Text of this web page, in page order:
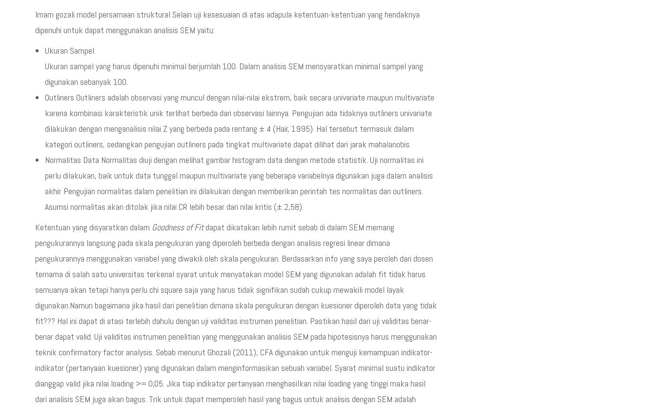
Imam gozali model persamaan struktural Selain uji kesesuaian di atas adapula ketentuan-ketentuan yang hendaknya
dipenuhi untuk dapat menggunakan analisis SEM yaitu:
Ukuran Sampel
Ukuran sampel yang harus dipenuhi minimal berjumlah 100. Dalam analisis SEM mensyaratkan minimal sampel yang
digunakan sebanyak 100.
Outliners Outliners adalah observasi yang muncul dengan nilai-nilai ekstrem, baik secara univariate maupun multivariate
karena kombinasi karakteristik unik terlihat berbeda dari observasi lainnya. Pengujian ada tidaknya outliners univariate
dilakukan dengan menganalisis nilai Z yang berbeda pada rentang ± 4 (Hair, 1995). Hal tersebut termasuk dalam
kategori outliners, sedangkan pengujian outliners pada tingkat multivariate dapat dilihat dari jarak mahalanobis.
Normalitas Data Normalitas diuji dengan melihat gambar histogram data dengan metode statistik. Uji normalitas ini
perlu dilakukan, baik untuk data tunggal maupun multivariate yang beberapa variabelnya digunakan juga dalam analisis
akhir. Pengujian normalitas dalam penelitian ini dilakukan dengan memberikan perintah tes normalitas dan outliners.
Asumsi normalitas akan ditolak jika nilai CR lebih besar dari nilai kritis (± 2,58).
Ketentuan yang disyaratkan dalam Goodness of Fitdapat dikatakan lebih rumit sebab di dalam SEM memang
pengukurannya langsung pada skala pengukuran yang diperoleh berbeda dengan analisis regresi linear dimana
pengukurannya menggunakan variabel yang diwakili oleh skala pengukuran. Berdasarkan info yang saya peroleh dari dosen
ternama di salah satu universitas terkenal syarat untuk menyatakan model SEM yang digunakan adalah fit tidak harus
semuanya akan tetapi hanya perlu chi square saja yang harus tidak signifikan sudah cukup mewakili model layak
digunakan.Namun bagaimana jika hasil dari penelitian dimana skala pengukuran dengan kuesioner diperoleh data yang tidak
fit??? Hal ini dapat di atasi terlebih dahulu dengan uji validitas instrumen penelitian. Pastikan hasil dari uji validitas benar-
benar dapat valid. Uji validitas instrumen penelitian yang menggunakan analisis SEM pada hipotesisnya harus menggunakan
teknik confirmatory factor analysis. Sebab menurut Ghozali (2011), CFA digunakan untuk menguji kemampuan indikator-
indikator (pertanyaan kuesioner) yang digunakan dalam menginformasikan sebuah variabel. Syarat minimal suatu indikator
dianggap valid jika nilai loading >= 0,05. Jika tiap indikator pertanyaan menghasilkan nilai loading yang tinggi maka hasil
dari analisis SEM juga akan bagus. Trik untuk dapat memperoleh hasil yang bagus untuk analisis dengan SEM adalah